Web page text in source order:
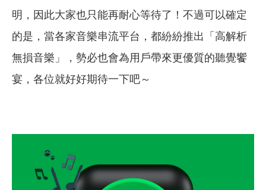
明，因此大家也只能再耐心等待了！不過可以確定
的是，當各家音樂串流平台，都紛紛推出「高解析
無損音樂」，勢必也會為用戶帶來更優質的聽覺饗
宴，各位就好好期待一下吧～